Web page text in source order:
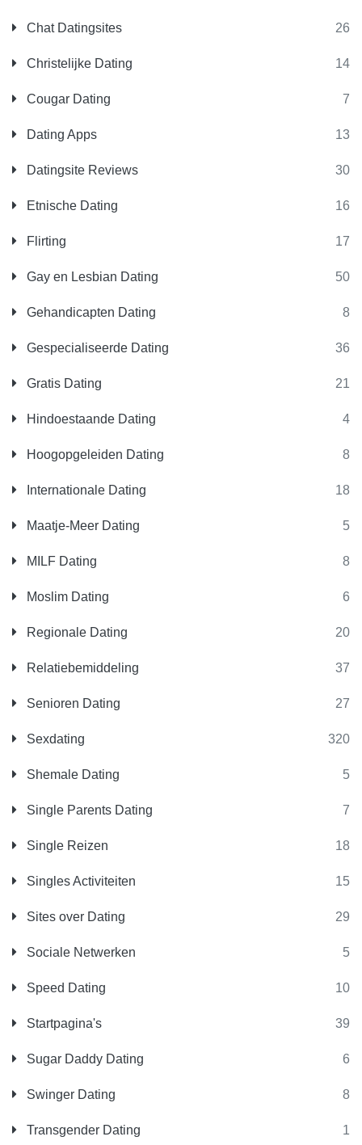
Chat Datingsites 26
Christelijke Dating 14
Cougar Dating 7
Dating Apps 13
Datingsite Reviews 30
Etnische Dating 16
Flirting 17
Gay en Lesbian Dating 50
Gehandicapten Dating 8
Gespecialiseerde Dating 36
Gratis Dating 21
Hindoestaande Dating 4
Hoogopgeleiden Dating 8
Internationale Dating 18
Maatje-Meer Dating 5
MILF Dating 8
Moslim Dating 6
Regionale Dating 20
Relatiebemiddeling 37
Senioren Dating 27
Sexdating 320
Shemale Dating 5
Single Parents Dating 7
Single Reizen 18
Singles Activiteiten 15
Sites over Dating 29
Sociale Netwerken 5
Speed Dating 10
Startpagina's 39
Sugar Daddy Dating 6
Swinger Dating 8
Transgender Dating 1